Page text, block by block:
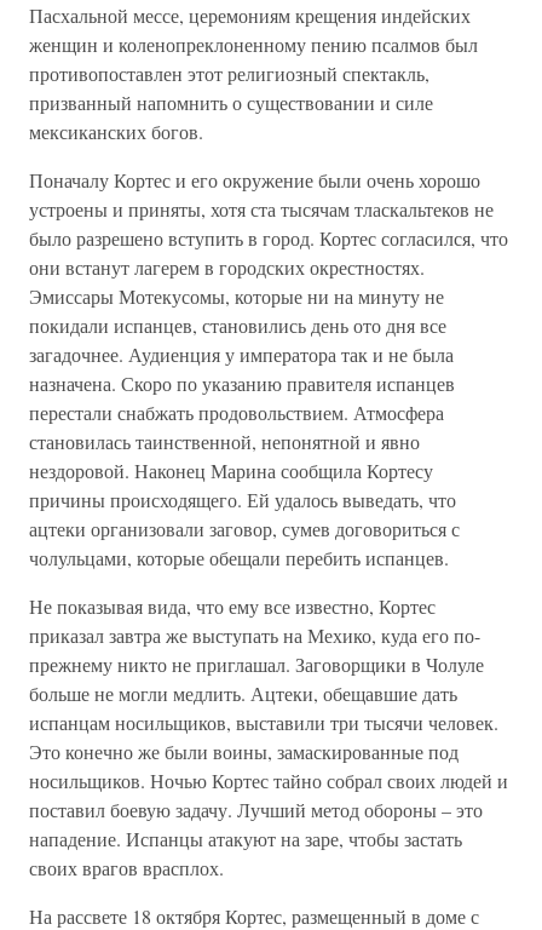
Пасхальной мессе, церемониям крещения индейских
женщин и коленопреклоненному пению псалмов был
противопоставлен этот религиозный спектакль,
призванный напомнить о существовании и силе
мексиканских богов.
Поначалу Кортес и его окружение были очень хорошо
устроены и приняты, хотя ста тысячам тласкальтеков не
было разрешено вступить в город. Кортес согласился, что
они встанут лагерем в городских окрестностях.
Эмиссары Мотекусомы, которые ни на минуту не
покидали испанцев, становились день ото дня все
загадочнее. Аудиенция у императора так и не была
назначена. Скоро по указанию правителя испанцев
перестали снабжать продовольствием. Атмосфера
становилась таинственной, непонятной и явно
нездоровой. Наконец Марина сообщила Кортесу
причины происходящего. Ей удалось выведать, что
ацтеки организовали заговор, сумев договориться с
чолульцами, которые обещали перебить испанцев.
Не показывая вида, что ему все известно, Кортес
приказал завтра же выступать на Мехико, куда его по-
прежнему никто не приглашал. Заговорщики в Чолуле
больше не могли медлить. Ацтеки, обещавшие дать
испанцам носильщиков, выставили три тысячи человек.
Это конечно же были воины, замаскированные под
носильщиков. Ночью Кортес тайно собрал своих людей и
поставил боевую задачу. Лучший метод обороны – это
нападение. Испанцы атакуют на заре, чтобы застать
своих врагов врасплох.
На рассвете 18 октября Кортес, размещенный в доме с